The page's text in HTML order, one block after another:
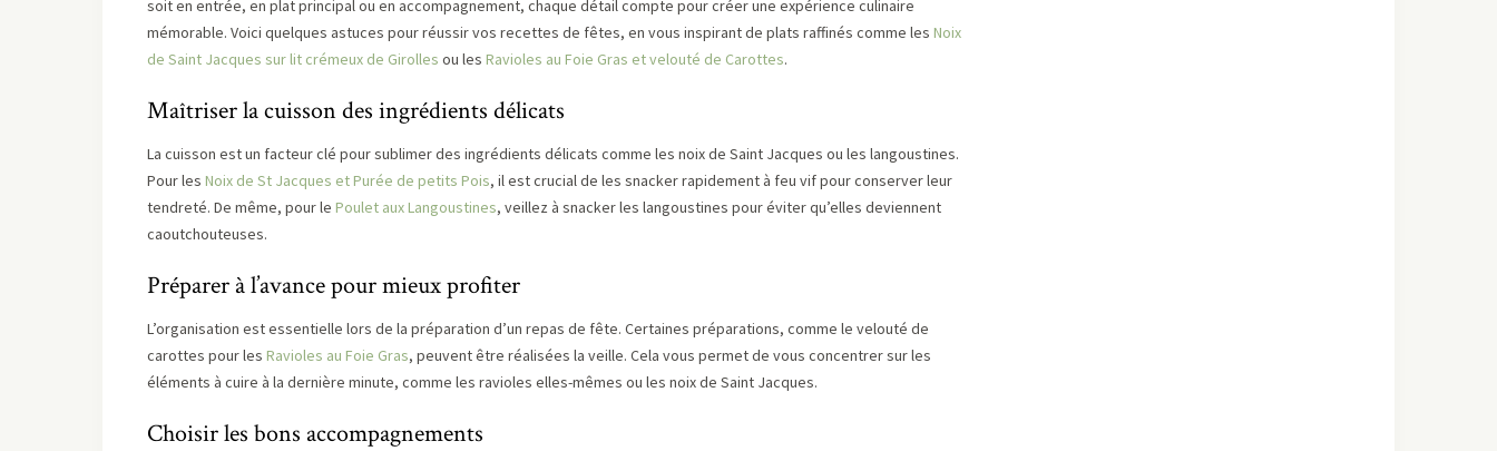
soit en entrée, en plat principal ou en accompagnement, chaque détail compte pour créer une expérience culinaire
mémorable. Voici quelques astuces pour réussir vos recettes de fêtes, en vous inspirant de plats raffinés comme les Noix
de Saint Jacques sur lit crémeux de Girolles ou les Ravioles au Foie Gras et velouté de Carottes.
Maîtriser la cuisson des ingrédients délicats
La cuisson est un facteur clé pour sublimer des ingrédients délicats comme les noix de Saint Jacques ou les langoustines.
Pour les Noix de St Jacques et Purée de petits Pois, il est crucial de les snacker rapidement à feu vif pour conserver leur
tendreté. De même, pour le Poulet aux Langoustines, veillez à snacker les langoustines pour éviter qu’elles deviennent
caoutchouteuses.
Préparer à l’avance pour mieux profiter
L’organisation est essentielle lors de la préparation d’un repas de fête. Certaines préparations, comme le velouté de
carottes pour les Ravioles au Foie Gras, peuvent être réalisées la veille. Cela vous permet de vous concentrer sur les
éléments à cuire à la dernière minute, comme les ravioles elles-mêmes ou les noix de Saint Jacques.
Choisir les bons accompagnements